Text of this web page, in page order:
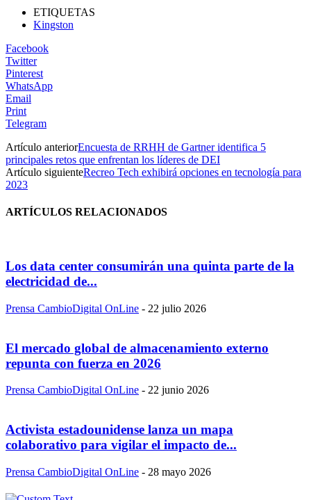
ETIQUETAS
Kingston
Facebook
Twitter
Pinterest
WhatsApp
Email
Print
Telegram
Artículo anteriorEncuesta de RRHH de Gartner identifica 5
principales retos que enfrentan los líderes de DEI
Artículo siguienteRecreo Tech exhibirá opciones en tecnología para
2023
ARTÍCULOS RELACIONADOS
Los data center consumirán una quinta parte de la
electricidad de...
Prensa CambioDigital OnLine - 22 julio 2026
El mercado global de almacenamiento externo
repunta con fuerza en 2026
Prensa CambioDigital OnLine - 22 junio 2026
Activista estadounidense lanza un mapa
colaborativo para vigilar el impacto de...
Prensa CambioDigital OnLine - 28 mayo 2026